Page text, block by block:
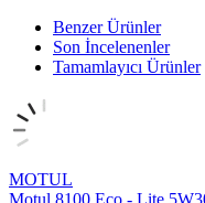
Benzer Ürünler
Son İncelenenler
Tamamlayıcı Ürünler
MOTUL
Motul 8100 Eco - Lite